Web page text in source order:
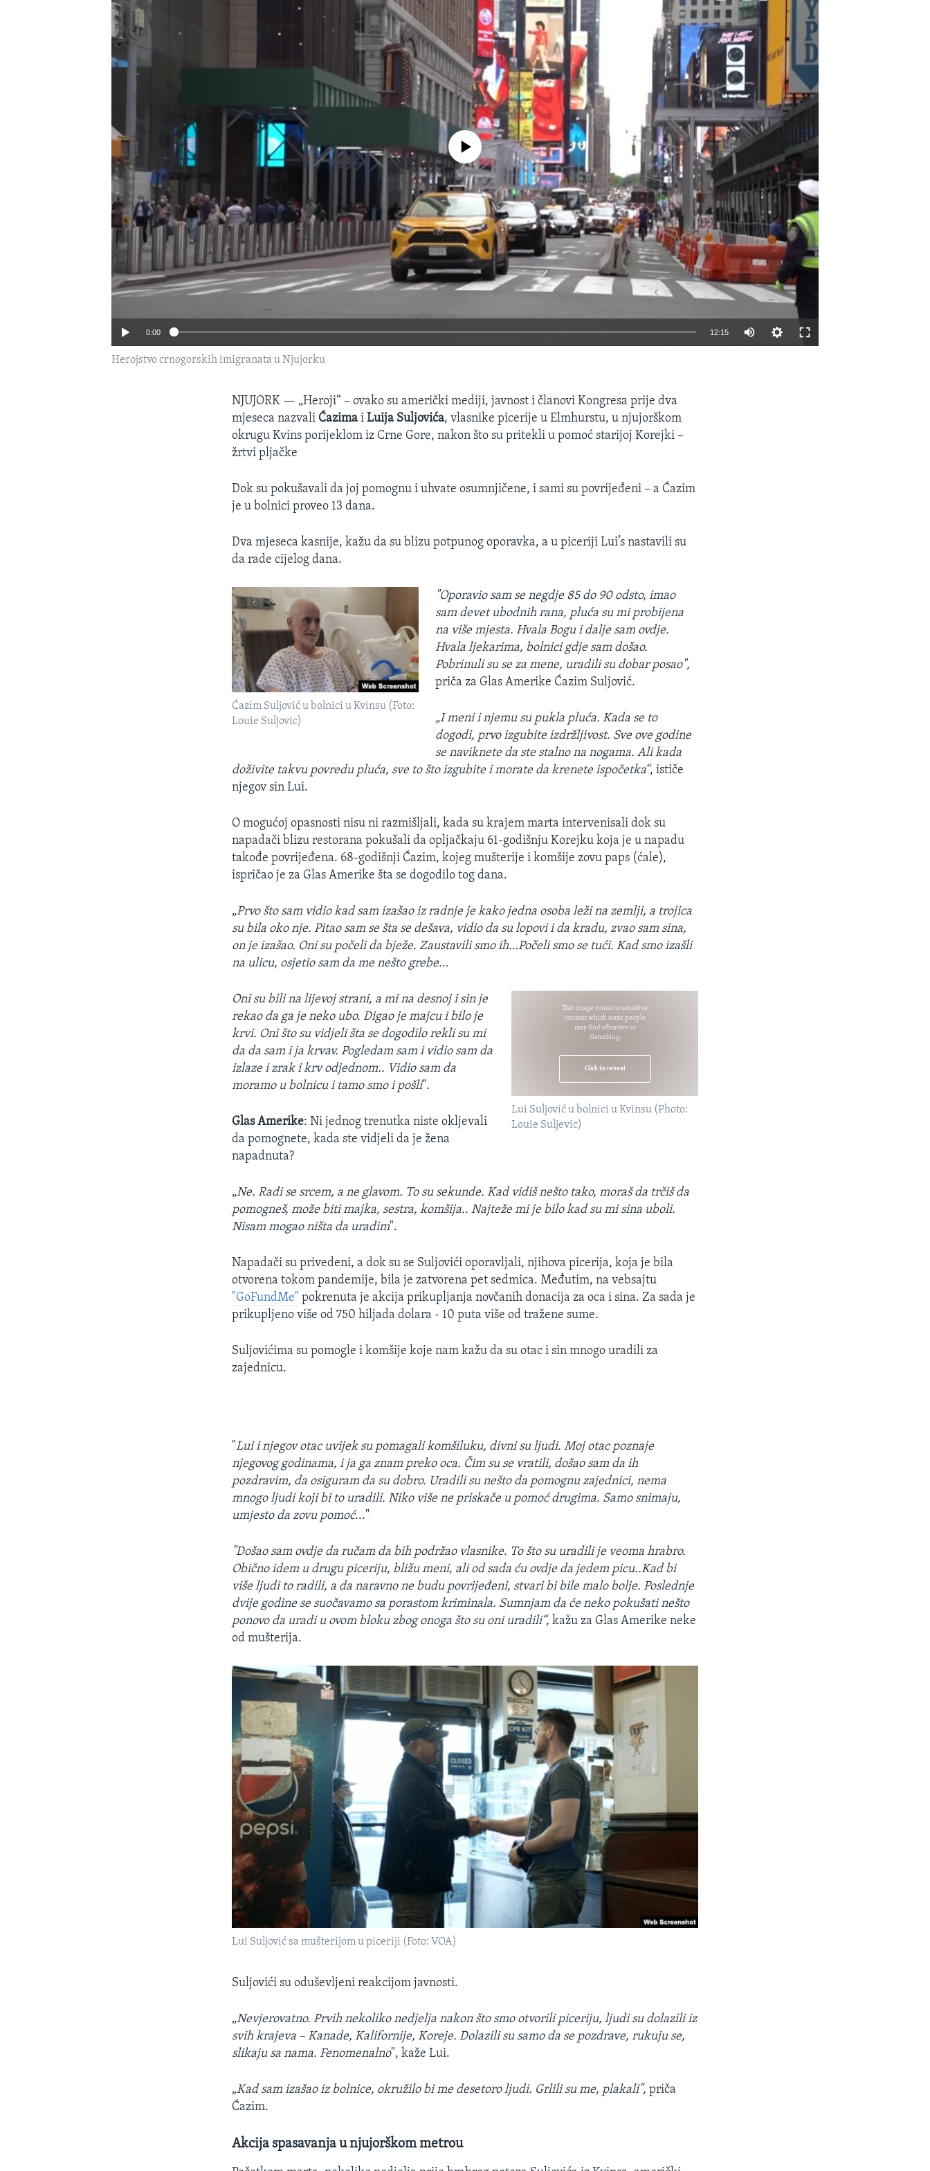
No media source currently available
0:00 12:15
Herojstvo crnogorskih imigranata u Njujorku
NJUJORK — „Heroji“ – ovako su američki mediji, javnost i članovi Kongresa prije dva
mjeseca nazvali Ćazima iLuija Suljovića, vlasnike picerije u Elmhurstu, u njujorškom
okrugu Kvins porijeklom iz Crne Gore, nakon što su pritekli u pomoć starijoj Korejki –
žrtvi pljačke
Dok su pokušavali da joj pomognu i uhvate osumnjičene, i sami su povrijeđeni – a Ćazim
je u bolnici proveo 13 dana.
Dva mjeseca kasnije, kažu da su blizu potpunog oporavka, a u piceriji Lui’s nastavili su
da rade cijelog dana.
Ćazim Suljović u bolnici u Kvinsu (Foto:
Louie Suljovic)
"Oporavio sam se negdje 85 do 90 odsto, imao
sam devet ubodnih rana, pluća su mi probijena
na više mjesta. Hvala Bogu i dalje sam ovdje.
Hvala ljekarima, bolnici gdje sam došao.
Pobrinuli su se za mene, uradili su dobar posao",
priča za Glas Amerike Ćazim Suljović.
„I meni i njemu su pukla pluća. Kada se to
dogodi, prvo izgubite izdržljivost. Sve ove godine
se naviknete da ste stalno na nogama. Ali kada
doživite takvu povredu pluća, sve to što izgubite i morate da krenete ispočetka“, ističe
njegov sin Lui.
O mogućoj opasnosti nisu ni razmišljali, kada su krajem marta intervenisali dok su
napadači blizu restorana pokušali da opljačkaju 61-godišnju Korejku koja je u napadu
takođe povrijeđena. 68-godišnji Ćazim, kojeg mušterije i komšije zovu paps (ćale),
ispričao je za Glas Amerike šta se dogodilo tog dana.
„Prvo što sam vidio kad sam izašao iz radnje je kako jedna osoba leži na zemlji, a trojica
su bila oko nje. Pitao sam se šta se dešava, vidio da su lopovi i da kradu, zvao sam sina,
on je izašao. Oni su počeli da bježe. Zaustavili smo ih…Počeli smo se tući. Kad smo izašli
na ulicu, osjetio sam da me nešto grebe…
This image contains sensitive
content which some people
may find offensive or
disturbing.
Click to reveal
Lui Suljović u bolnici u Kvinsu (Photo:
Louie Suljevic)
Oni su bili na lijevoj strani, a mi na desnoj i sin je
rekao da ga je neko ubo. Digao je majcu i bilo je
krvi. Oni što su vidjeli šta se dogodilo rekli su mi
da da sam i ja krvav. Pogledam sam i vidio sam da
izlaze i zrak i krv odjednom.. Vidio sam da
moramo u bolnicu i tamo smo i pošli".
Glas Amerike: Ni jednog trenutka niste okljevali
da pomognete, kada ste vidjeli da je žena
napadnuta?
„Ne. Radi se srcem, a ne glavom. To su sekunde. Kad vidiš nešto tako, moraš da trčiš da
pomogneš, može biti majka, sestra, komšija..Najteže mi je bilo kad su mi sina uboli.
Nisam mogao ništa da uradim".
Napadači su privedeni, a dok su se Suljovići oporavljali, njihova picerija, koja je bila
otvorena tokom pandemije, bila je zatvorena pet sedmica. Međutim, na vebsajtu
"GoFundMe" pokrenuta je akcija prikupljanja novčanih donacija za oca i sina. Za sada je
prikupljeno više od 750 hiljada dolara - 10 puta više od tražene sume.
Suljovićima su pomogle i komšije koje nam kažu da su otac i sin mnogo uradili za
zajednicu.
"Lui i njegov otac uvijek su pomagali komšiluku, divni su ljudi. Moj otac poznaje
njegovog godinama, i ja ga znam preko oca. Čim su se vratili, došao sam da ih
pozdravim, da osiguram da su dobro. Uradili su nešto da pomognu zajednici, nema
mnogo ljudi koji bi to uradili. Niko više ne priskače u pomoć drugima. Samo snimaju,
umjesto da zovu pomoć..."
"Došao sam ovdje da ručam da bih podržao vlasnike. To što su uradili je veoma hrabro.
Obično idem u drugu piceriju, bližu meni, ali od sada ću ovdje da jedem picu..Kad bi
više ljudi to radili, a da naravno ne budu povrijeđeni, stvari bi bile malo bolje. Poslednje
dvije godine se suočavamo sa porastom kriminala. Sumnjam da će neko pokušati nešto
ponovo da uradi u ovom bloku zbog onoga što su oni uradili“,kažu za Glas Amerike neke
od mušterija.
Lui Suljović sa mušterijom u piceriji (Foto: VOA)
Suljovići su oduševljeni reakcijom javnosti.
„Nevjerovatno. Prvih nekoliko nedjelja nakon što smo otvorili piceriju, ljudi su dolazili iz
svih krajeva – Kanade, Kalifornije, Koreje. Dolazili su samo da se pozdrave, rukuju se,
slikaju sa nama. Fenomenalno", kaže Lui.
„Kad sam izašao iz bolnice, okružilo bi me desetoro ljudi. Grlili su me, plakali", priča
Ćazim.
Akcija spasavanja u njujorškom metrou